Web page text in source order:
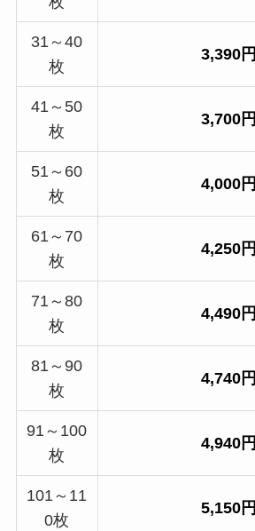
31～40
枚
3,390円
41～50
枚
3,700円
51～60
枚
4,000円
61～70
枚
4,250円
71～80
枚
4,490円
81～90
枚
4,740円
91～100
枚
4,940円
101～11
0枚
5,150円